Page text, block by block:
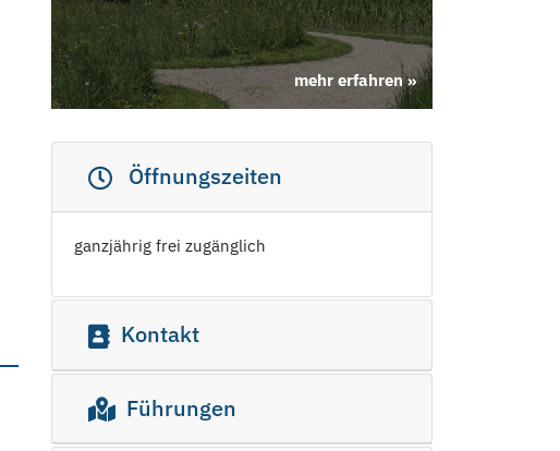
mehr erfahren »
Öffnungszeiten
ganzjährig frei zugänglich
Kontakt
Führungen